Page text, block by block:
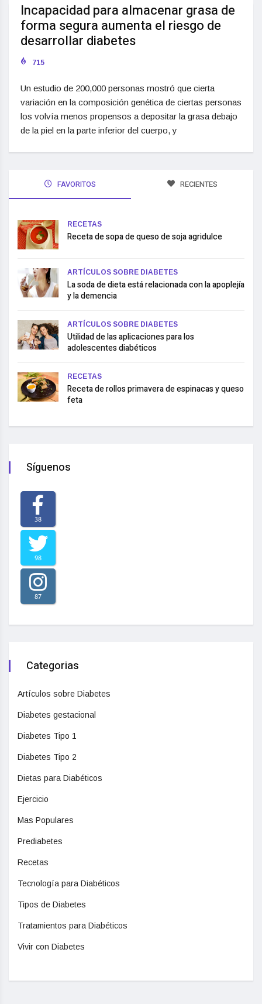
Incapacidad para almacenar grasa de
forma segura aumenta el riesgo de
desarrollar diabetes
715
Un estudio de 200,000 personas mostró que cierta
variación en la composición genética de ciertas personas
los volvía menos propensos a depositar la grasa debajo
de la piel en la parte inferior del cuerpo, y
FAVORITOS RECIENTES
RECETAS
Receta de sopa de queso de soja agridulce
ARTÍCULOS SOBRE DIABETES
La soda de dieta está relacionada con la apoplejía
y la demencia
ARTÍCULOS SOBRE DIABETES
Utilidad de las aplicaciones para los
adolescentes diabéticos
RECETAS
Receta de rollos primavera de espinacas y queso
feta
Síguenos
38
98
87
Categorias
Artículos sobre Diabetes
Diabetes gestacional
Diabetes Tipo 1
Diabetes Tipo 2
Dietas para Diabéticos
Ejercicio
Mas Populares
Prediabetes
Recetas
Tecnología para Diabéticos
Tipos de Diabetes
Tratamientos para Diabéticos
Vivir con Diabetes